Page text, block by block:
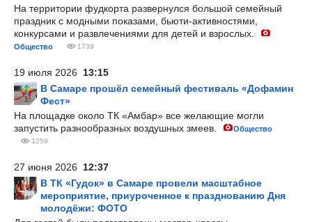
На территории фудкорта развернулся большой семейный
праздник с модными показами, бьюти-активностями,
конкурсами и развлечениями для детей и взрослых.
Общество 1739
19 июля 2026 13:15
В Самаре прошёл семейный фестиваль «Дофамин
Фест»
На площадке около ТК «Амбар» все желающие могли
запустить разнообразных воздушных змеев.
Общество
1259
27 июня 2026 12:37
В ТК «Гудок» в Самаре провели масштабное
мероприятие, приуроченное к празднованию Дня
молодёжи: ФОТО